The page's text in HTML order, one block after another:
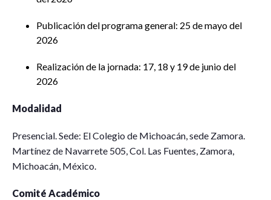
Publicación del programa general: 25 de mayo del
2026
Realización de la jornada: 17, 18 y 19 de junio del
2026
Modalidad
Presencial. Sede: El Colegio de Michoacán, sede Zamora.
Martínez de Navarrete 505, Col. Las Fuentes, Zamora,
Michoacán, México.
Comité Académico